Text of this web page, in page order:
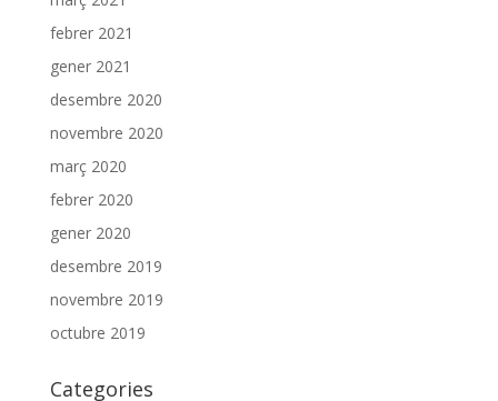
febrer 2021
gener 2021
desembre 2020
novembre 2020
març 2020
febrer 2020
gener 2020
desembre 2019
novembre 2019
octubre 2019
Categories